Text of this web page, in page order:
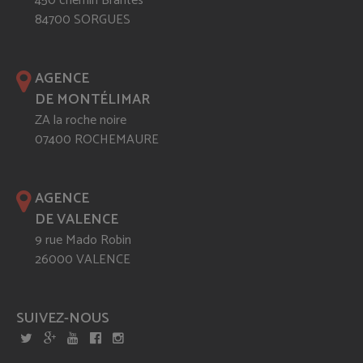
84700 SORGUES
AGENCE
DE MONTÉLIMAR
ZA la roche noire
07400 ROCHEMAURE
AGENCE
DE VALENCE
9 rue Mado Robin
26000 VALENCE
SUIVEZ-NOUS